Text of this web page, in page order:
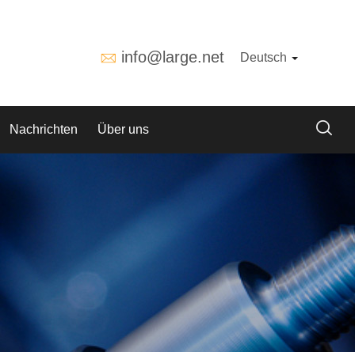
info@large.net Deutsch
Nachrichten Über uns